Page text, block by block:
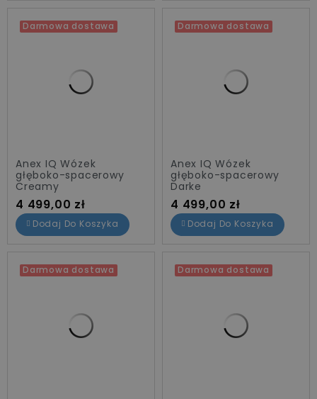
Darmowa dostawa
Anex IQ Wózek
głęboko-spacerowy
Creamy
Cena
4 499,00 zł
Dodaj Do Koszyka
Darmowa dostawa
Anex IQ Wózek
głęboko-spacerowy
Darke
Cena
4 499,00 zł
Dodaj Do Koszyka
Darmowa dostawa Darmowa dostawa